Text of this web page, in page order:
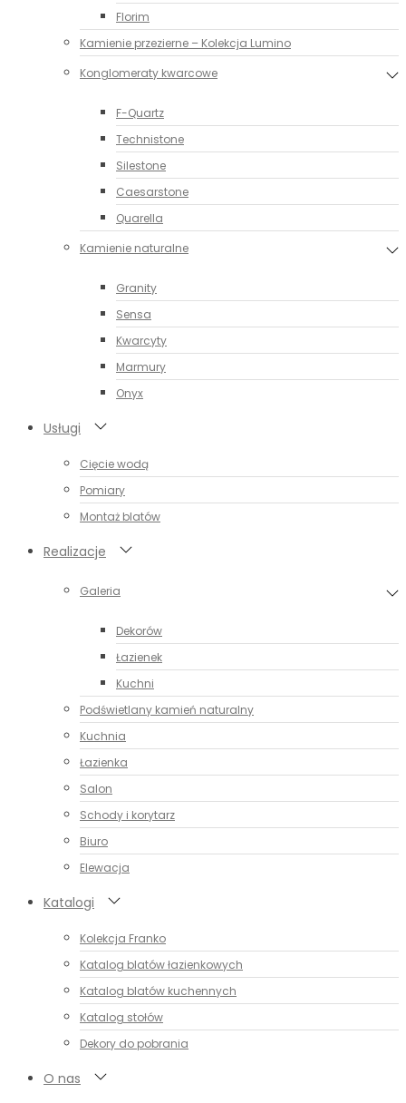
Florim
Kamienie przezierne – Kolekcja Lumino
Konglomeraty kwarcowe
F-Quartz
Technistone
Silestone
Caesarstone
Quarella
Kamienie naturalne
Granity
Sensa
Kwarcyty
Marmury
Onyx
Usługi
Cięcie wodą
Pomiary
Montaż blatów
Realizacje
Galeria
Dekorów
Łazienek
Kuchni
Podświetlany kamień naturalny
Kuchnia
Łazienka
Salon
Schody i korytarz
Biuro
Elewacja
Katalogi
Kolekcja Franko
Katalog blatów łazienkowych
Katalog blatów kuchennych
Katalog stołów
Dekory do pobrania
O nas